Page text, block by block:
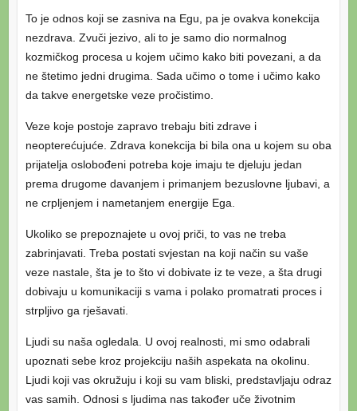
To je odnos koji se zasniva na Egu, pa je ovakva konekcija
nezdrava. Zvuči jezivo, ali to je samo dio normalnog
kozmičkog procesa u kojem učimo kako biti povezani, a da
ne štetimo jedni drugima. Sada učimo o tome i učimo kako
da takve energetske veze pročistimo.
Veze koje postoje zapravo trebaju biti zdrave i
neopterećujuće. Zdrava konekcija bi bila ona u kojem su oba
prijatelja oslobođeni potreba koje imaju te djeluju jedan
prema drugome davanjem i primanjem bezuslovne ljubavi, a
ne crpljenjem i nametanjem energije Ega.
Ukoliko se prepoznajete u ovoj priči, to vas ne treba
zabrinjavati. Treba postati svjestan na koji način su vaše
veze nastale, šta je to što vi dobivate iz te veze, a šta drugi
dobivaju u komunikaciji s vama i polako promatrati proces i
strpljivo ga rješavati.
Ljudi su naša ogledala. U ovoj realnosti, mi smo odabrali
upoznati sebe kroz projekciju naših aspekata na okolinu.
Ljudi koji vas okružuju i koji su vam bliski, predstavljaju odraz
vas samih. Odnosi s ljudima nas također uče životnim